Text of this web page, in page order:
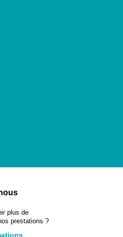
plus de
prestations ?